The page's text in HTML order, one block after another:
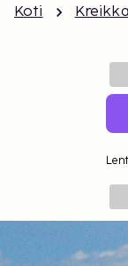
Koti Kreikka